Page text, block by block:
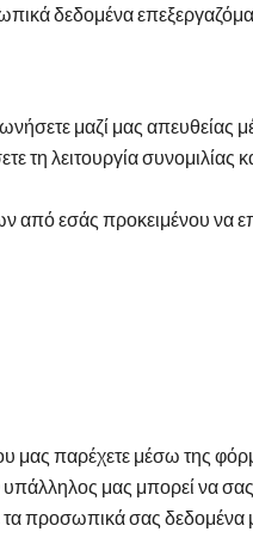
δεδομένα
μαζί μας
λειτουργία συνομιλίας
από εσάς προκειμένου να
παρέχετε μέσω της
μας μπορεί να
προσωπικά σας δεδομένα